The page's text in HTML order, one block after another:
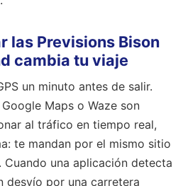
las Previsions Bison
cambia tu viaje
un minuto antes de salir.
Maps o Waze son
al tráfico en tiempo real,
te mandan por el mismo sitio
una aplicación detecta
desvío por una carretera